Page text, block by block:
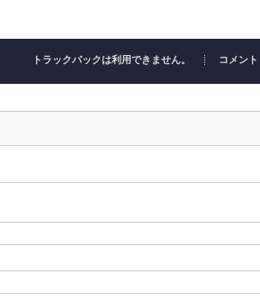
トラックバックは利用できません。 コメント